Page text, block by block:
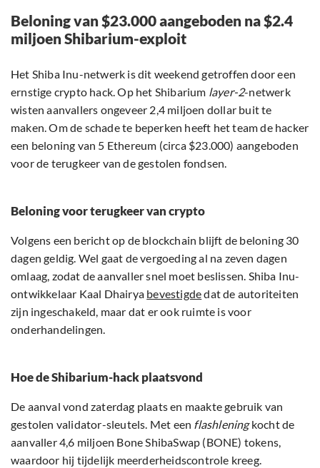
Beloning van $23.000 aangeboden na $2.4
miljoen Shibarium-exploit
Het Shiba Inu-netwerk is dit weekend getroffen door een
ernstige crypto hack. Op het Shibarium layer-2-netwerk
wisten aanvallers ongeveer 2,4 miljoen dollar buit te
maken. Om de schade te beperken heeft het team de hacker
een beloning van 5 Ethereum (circa $23.000) aangeboden
voor de terugkeer van de gestolen fondsen.
Beloning voor terugkeer van crypto
Volgens een bericht op de blockchain blijft de beloning 30
dagen geldig. Wel gaat de vergoeding al na zeven dagen
omlaag, zodat de aanvaller snel moet beslissen. Shiba Inu-
ontwikkelaar Kaal Dhairya bevestigdedat de autoriteiten
zijn ingeschakeld, maar dat er ook ruimte is voor
onderhandelingen.
Hoe de Shibarium-hack plaatsvond
De aanval vond zaterdag plaats en maakte gebruik van
gestolen validator-sleutels. Met een flashleningkocht de
aanvaller 4,6 miljoen Bone ShibaSwap (BONE) tokens,
waardoor hij tijdelijk meerderheidscontrole kreeg.